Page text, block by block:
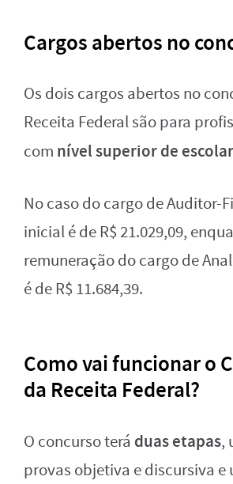
Cargos abertos no
Os dois cargos abertos no
Receita Federal são para
com nível superior de
No caso do cargo de Auditor-
inicial é de R$ 21.029,09,
remuneração do cargo de
é de R$ 11.684,39.
Como vai funcionar o
da Receita Federal?
O concurso terá duas etapas,
provas objetiva e discursiva e